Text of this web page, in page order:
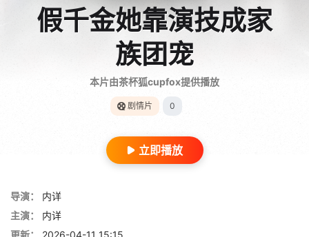
假千金她靠演技成家
族团宠
本片由茶杯狐cupfox提供播放
剧情片 0
立即播放
导演：
内详
主演：
内详
更新：
2026-04-11 15:15